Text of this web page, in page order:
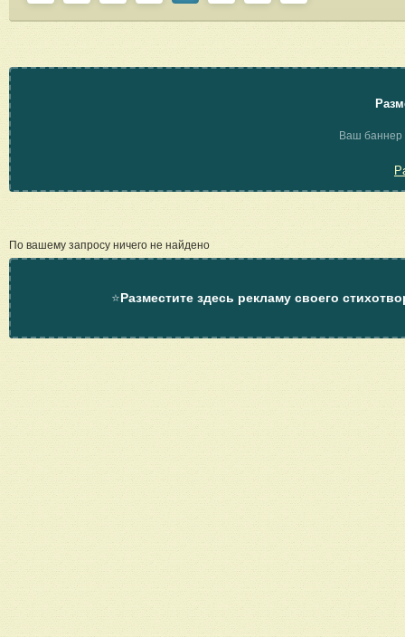
Ваш баннер
По вашему запросу ничего не найдено
⭐Разместите здесь рекламу своего